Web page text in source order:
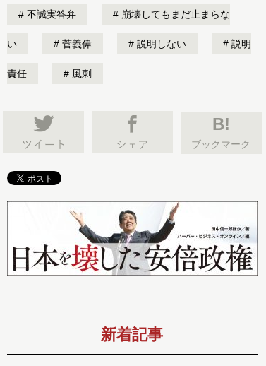
不誠実答弁 崩壊してもまだ止まらな
い 菅義偉 説明しない 説明
責任 風刺
B!
ブックマーク
新着記事